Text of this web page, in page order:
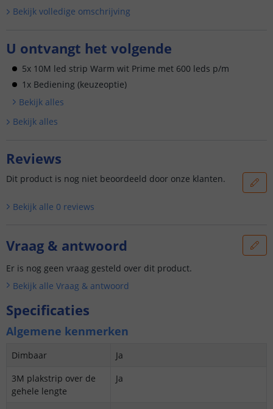
Bekijk volledige omschrijving
U ontvangt het volgende
5x 10M led strip Warm wit Prime met 600 leds p/m
1x Bediening (keuzeoptie)
Bekijk alles
Bekijk alles
Reviews
Dit product is nog niet beoordeeld door onze klanten.
Bekijk alle 0 reviews
Vraag & antwoord
Er is nog geen vraag gesteld over dit product.
Bekijk alle Vraag & antwoord
Specificaties
Algemene kenmerken
Dimbaar
Ja
3M plakstrip over de
gehele lengte
Ja